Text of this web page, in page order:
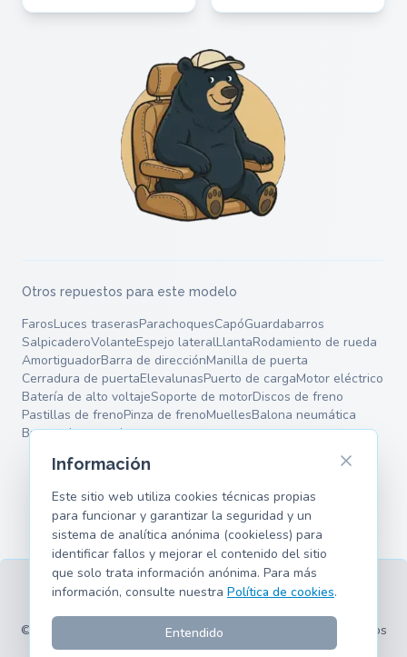
Otros repuestos para este modelo
FarosLuces traserasParachoquesCapóGuardabarros
SalpicaderoVolanteEspejo lateralLlantaRodamiento de rueda
AmortiguadorBarra de direcciónManilla de puerta
Cerradura de puertaElevalunasPuerto de cargaMotor eléctrico
Batería de alto voltajeSoporte de motorDiscos de freno
Pastillas de frenoPinza de frenoMuellesBalona neumática
Brazos de control
TérminosPrivacidadAviso legalCookiesModelos compatibles
© 2026 hank.parts S. L. - Hecho con ❤️ para entusiastas de los
coches y las motos.
Información
Este sitio web utiliza cookies técnicas propias
para funcionar y garantizar la seguridad y un
sistema de analítica anónima (cookieless) para
identificar fallos y mejorar el contenido del sitio
que solo trata información anónima. Para más
información, consulte nuestra Política de cookies.
Entendido